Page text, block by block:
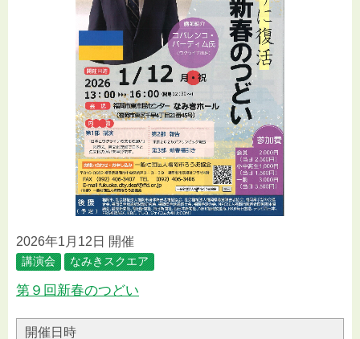
2026年1月12日 開催
講演会 なみきスクエア
第９回新春のつどい
開催日時